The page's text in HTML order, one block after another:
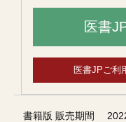
医書
医書JPご利
書籍版 販売期間